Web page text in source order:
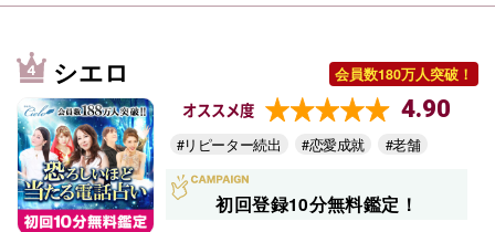
シエロ 会員数180万人突破！
オススメ度 4.90
#リピーター続出 #恋愛成就 #老舗
初回登録10分無料鑑定！